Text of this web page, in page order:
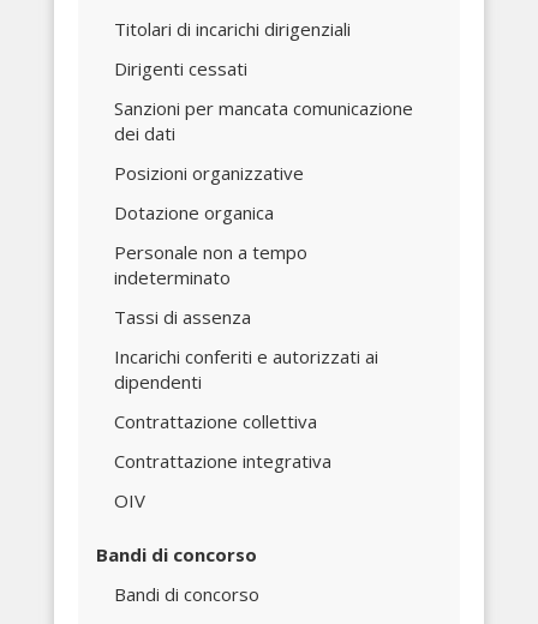
Titolari di incarichi dirigenziali
Dirigenti cessati
Sanzioni per mancata comunicazione
dei dati
Posizioni organizzative
Dotazione organica
Personale non a tempo
indeterminato
Tassi di assenza
Incarichi conferiti e autorizzati ai
dipendenti
Contrattazione collettiva
Contrattazione integrativa
OIV
Bandi di concorso
Bandi di concorso